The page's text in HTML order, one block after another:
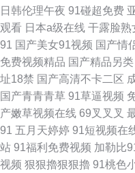
日韩伦理午夜 91碰超免费
观看 日本a级在线 干露脸熟
91 国产美女91视频 国产情
免费视频精品 国产精品另类
址18禁 国产高清不卡二区
国产青青青草 91草逼视频
产嫩草视频在线 69叉叉叉
91 五月天婷婷 91短视频在
站 91福利免费视频 加勒比
视频 狠狠擼狠狠擼 91桃色